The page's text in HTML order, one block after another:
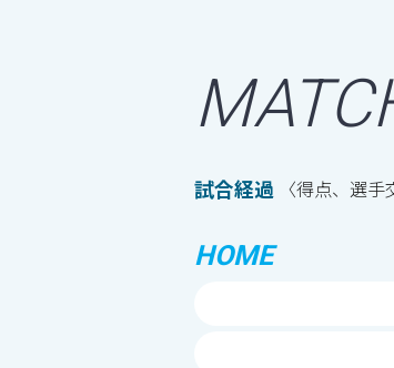
試合経過 〈得点、選手
HOME